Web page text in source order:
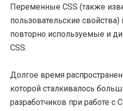
Переменные CSS (также
пользовательские
повторно используемые и
CSS.
Долгое время
которой сталкивалось
разработчиков при работе с